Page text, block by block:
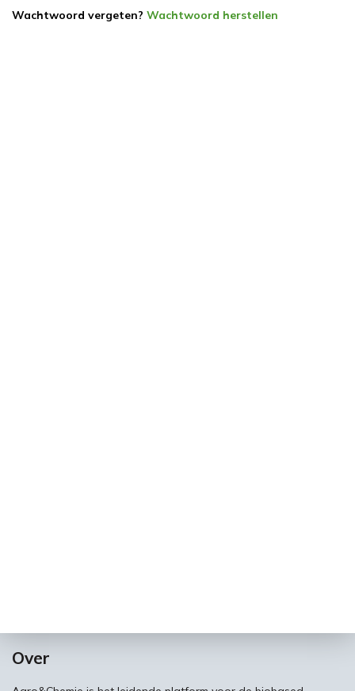
Wachtwoord vergeten? Wachtwoord herstellen
Over